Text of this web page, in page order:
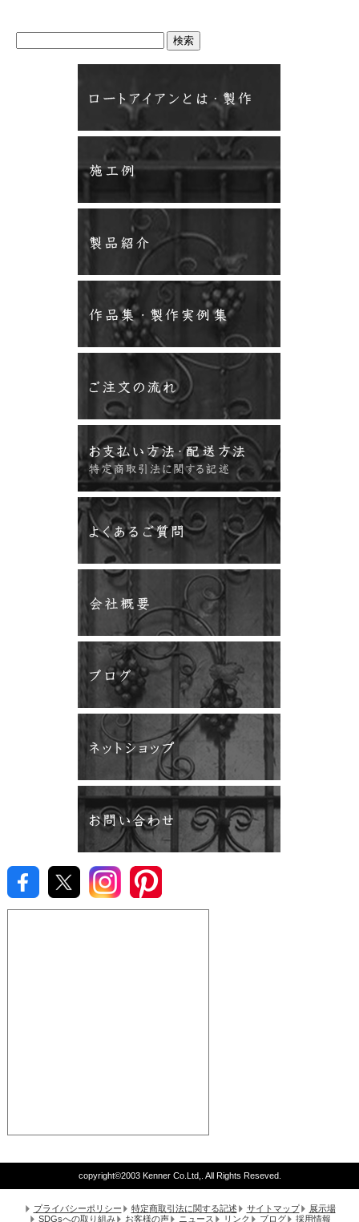
copyright©2003 Kenner Co.Ltd,. All Rights Reseved.
プライバシーポリシー 特定商取引法に関する記述 サイトマップ
展示場
SDGsへの取り組み
お客様の声 ニュース リンク ブログ 採用情報